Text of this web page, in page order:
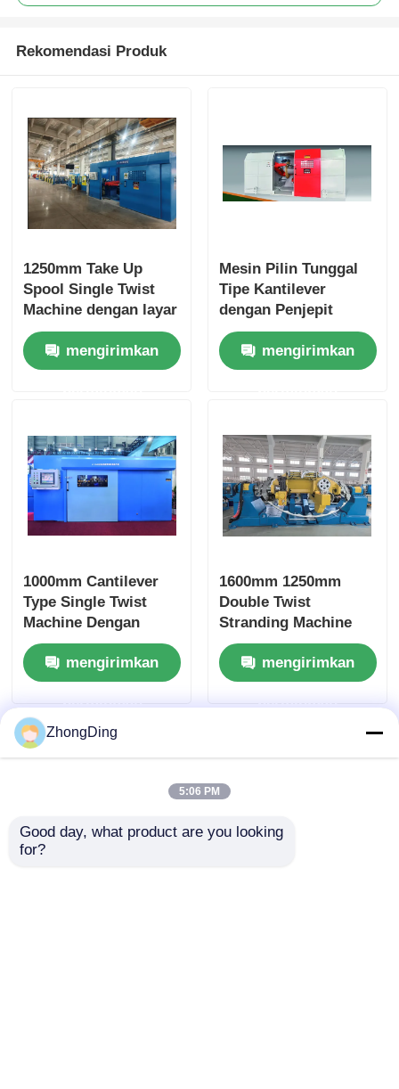
Rekomendasi Produk
1250mm Take Up
Spool Single Twist
Machine dengan layar
sentuh kontrol PLC
mengirimkan
Mesin Pilin Tunggal
Tipe Kantilever
dengan Penjepit
Pemusatan Mandiri
Hidraulikmengirimkan
1000mm Cantilever
Type Single Twist
Machine Dengan
Kontrol Motor
Independen PLC
Touchscreen
mengirimkan
permintaan
1600mm 1250mm
Double Twist
Stranding Machine
Dengan Kontrol Layar
Sentuh PLCmengirimkan
permintaan
ZhongDing
5:06 PM
Good day, what product are you looking
for?